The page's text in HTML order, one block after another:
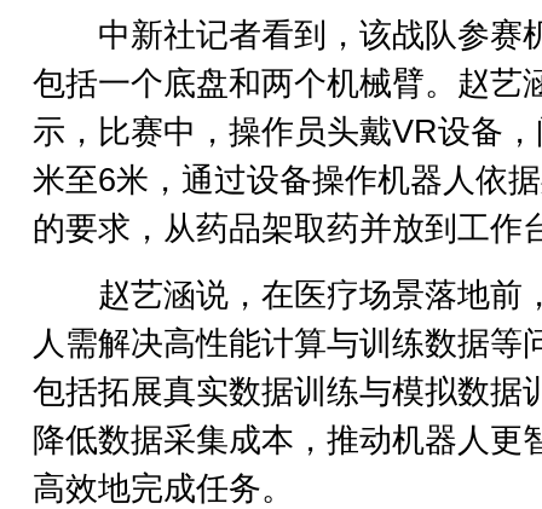
中新社记者看到，该战队参赛
包括一个底盘和两个机械臂。赵艺
示，比赛中，操作员头戴VR设备
米至6米，通过设备操作机器人依
的要求，从药品架取药并放到工作
赵艺涵说，在医疗场景落地前
人需解决高性能计算与训练数据等
包括拓展真实数据训练与模拟数据
降低数据采集成本，推动机器人更
高效地完成任务。